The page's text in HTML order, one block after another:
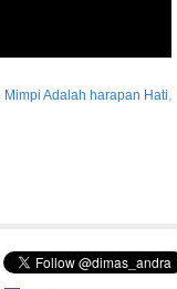
Mimpi Adalah harapan Hati,